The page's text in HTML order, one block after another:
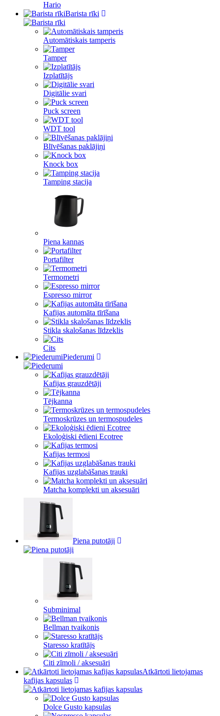
Hario
Barista rīki
Automātiskais tamperis
Tamper
Izplatītājs
Digitālie svari
Puck screen
WDT tool
Blīvēšanas paklājiņi
Knock box
Tamping stacija
Piena kannas
Portafilter
Termometri
Espresso mirror
Kafijas automāta tīrīšana
Stikla skalošanas līdzeklis
Cits
Piederumi
Kafijas grauzdētāji
Tējkanna
Termoskrūzes un termospudeles
Ekoloģiski ēdieni Ecotree
Kafijas termosi
Kafijas uzglabāšanas trauki
Matcha komplekti un aksesuāri
Piena putotāji
Subminimal
Bellman tvaikonis
Staresso kratītājs
Citi zīmoli / aksesuāri
Atkārtoti lietojamas
kafijas kapsulas
Dolce Gusto kapsulas